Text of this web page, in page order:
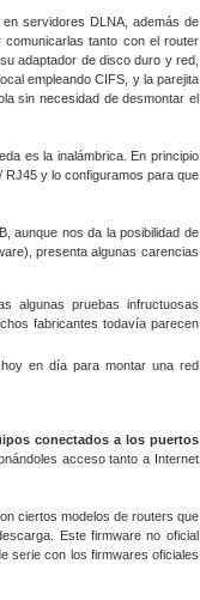
servidores DLNA, además de
tanto con el router
adaptador de disco duro y red,
empleando CIFS, y la parejita
sin necesidad de desmontar el
es la inalámbrica. En principio
y lo configuramos para que
aunque nos da la posibilidad de
presenta algunas carencias
algunas pruebas infructuosas
fabricantes todavía parecen
hoy en día para montar una red
conectados a los puertos
acceso tanto a Internet
ciertos modelos de routers que
Este firmware no oficial
serie con los firmwares oficiales